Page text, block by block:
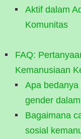
Aktif dalam
Komunitas
FAQ:
Kemanusiaan
Apa
gender
Bagaimana
sosial